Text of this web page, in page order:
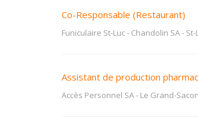
Co-Responsable (Restaurant)
Funiculaire St-Luc - Chandolin SA- St-
Assistant de production
Accès Personnel SA- Le Grand-